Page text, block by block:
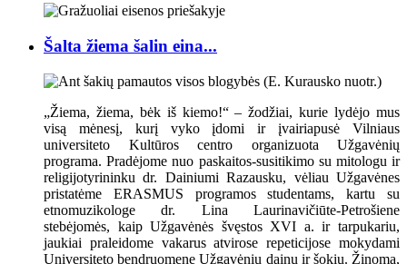
Šalta žiema šalin eina...
„Žiema, žiema, bėk iš kiemo!“ – žodžiai, kurie lydėjo mus
visą mėnesį, kurį vyko įdomi ir įvairiapusė Vilniaus
universiteto Kultūros centro organizuota Užgavėnių
programa. Pradėjome nuo paskaitos-susitikimo su mitologu ir
religijotyrininku dr. Dainiumi Razausku, vėliau Užgavėnes
pristatėme ERASMUS programos studentams, kartu su
etnomuzikologe dr. Lina Laurinavičiūte-Petrošiene
stebėjomės, kaip Užgavėnės švęstos XVI a. ir tarpukariu,
jaukiai praleidome vakarus atvirose repeticijose mokydami
Universiteto bendruomenę Užgavėnių dainų ir šokių. Žinoma,